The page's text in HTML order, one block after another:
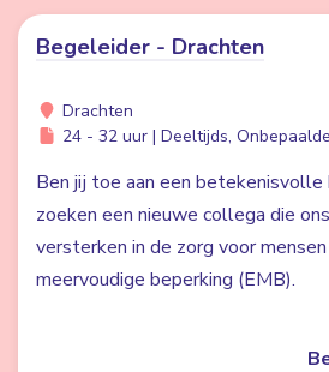
Begeleider - Drachten
Drachten
24 - 32 uur | Deeltijds,
Ben jij toe aan een betekenisvolle
zoeken een nieuwe collega die
versterken in de zorg voor
meervoudige beperking (EMB).